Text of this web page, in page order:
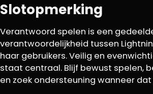
Slotopmerking
Verantwoord spelen is een
verantwoordelijkheid tussen
haar gebruikers. Veilig en
staat centraal. Blijf bewust spelen,
en zoek ondersteuning wanneer dat